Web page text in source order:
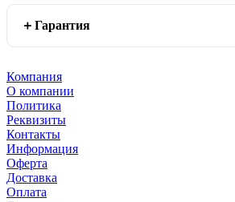
Гарантия
Компания
О компании
Политика
Реквизиты
Контакты
Информация
Оферта
Доставка
Оплата